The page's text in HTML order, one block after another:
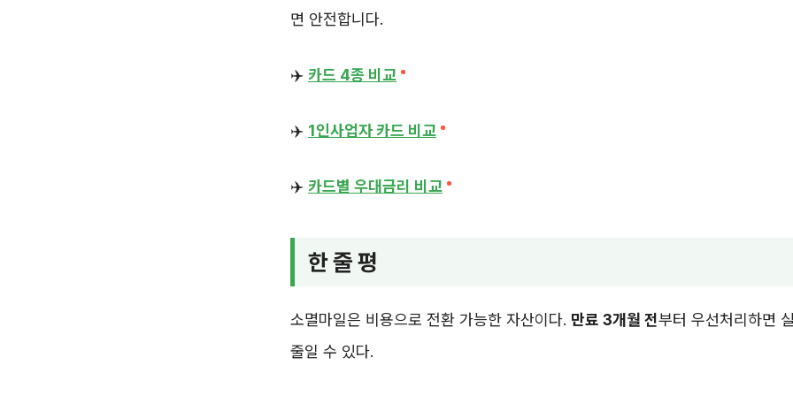
면 안전합니다.
✈️ 카드 4종 비교
✈️ 1인사업자 카드 비교
✈️ 카드별 우대금리 비교
한 줄 평
소멸마일은 비용으로 전환 가능한 자산이다. 만료 3개월 전부터 우선처리하면
줄일 수 있다.